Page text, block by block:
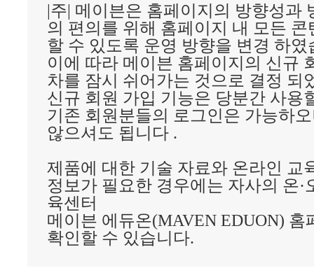
|주| 메이븐은 홈페이지의 방향성과
의 편의를 위해 홈페이지 내 모든 콘
할 수 있도록 운영 방향을 변경 하였
이에 따라 메이븐 홈페이지의 신규
차를 잠시 쉬어가는 것으로 결정 되
신규 회원 가입 기능은 당분간 사용
기존 회원분들의 로그인은 가능하
않으셔도 됩니다 .
제품에 대한 기술 자료와 온라인 교
정보가 필요한 경우에는 자사의 온·
육센터
메이븐 에듀온(MAVEN EDUON) 홈
확인할 수 있습니다.